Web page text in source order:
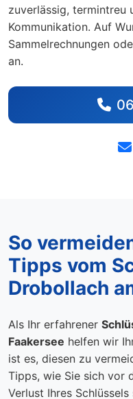
zuverlässig, termintreu
Kommunikation. Auf
Sammelrechnungen
an.
So
Tipps vom
Drobollach
Als Ihr erfahrener
Faakersee helfen wir
ist es, diesen zu
Tipps, wie Sie sich vor
Verlust Ihres